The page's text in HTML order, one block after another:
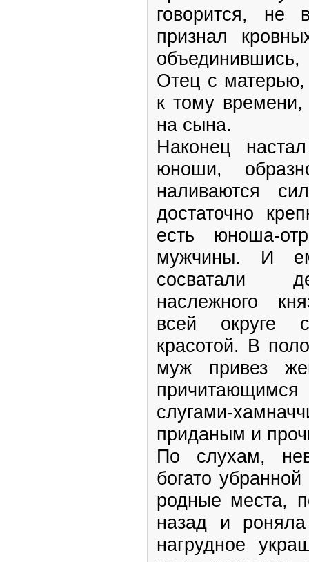
говорится, не
признал
Отец с
к тому времени,
на сына.
Наконец
юноши,
наливаются
достаточно
есть юноша-
мужчины. И
сосватали
наслежного
всей округе
красотой. В
муж привез
слугами-
приданым и
По слухам,
богато
родные места,
назад и
нагрудное